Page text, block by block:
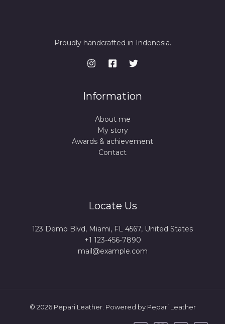
Proudly handcrafted in Indonesia.
Information
About me
My story
Awards & achievement
Contact
Locate Us
123 Demo Blvd, Miami, FL 4567, United States
+1 123-456-7890
mail@example.com
© 2026 Pepari Leather. Powered by Pepari Leather